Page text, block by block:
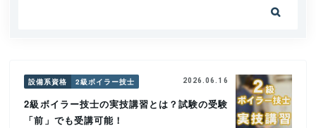

設備系資格 2級ボイラー技士 2026.06.16
2級ボイラー技士の実技講習とは？試験の受験
「前」でも受講可能！